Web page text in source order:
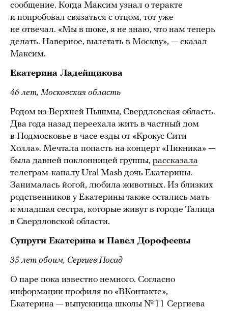
сообщение. Когда Максим узнал о теракте
и попробовал связаться с отцом, тот уже
не отвечал. «Мы в шоке, я не знаю, что нам теперь
делать. Наверное, вылетать в Москву», — сказал
Максим.
Екатерина Ладейщикова
46 лет, Московская область
Родом из Верхней Пышмы, Свердловская область.
Два года назад переехала жить в частный дом
в Подмосковье в часе езды от «Крокус Сити
Холла». Мечтала попасть на концерт «Пикника» —
была давней поклонницей группы, рассказала
телеграм-каналу Ural Mash дочь Екатерины.
Занималась йогой, любила животных. Из близких
родственников у Екатерины также остались мать
и младшая сестра, которые живут в городе Талица
в Свердловской области.
Супруги Екатерина и Павел Дорофеевы
35 лет обоим, Сергиев Посад
О паре пока известно немного. Согласно
информации профиля во «ВКонтакте»,
Екатерина — выпускница школы № 11 Сергиева